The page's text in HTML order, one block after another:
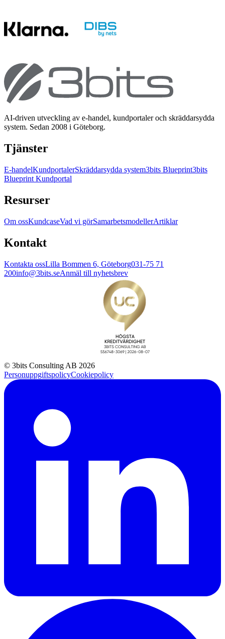
AI-driven utveckling av e-handel, kundportaler och skräddarsydda
system. Sedan 2008 i Göteborg.
Tjänster
E-handelKundportalerSkräddarsydda system3bits Blueprint3bits
Blueprint Kundportal
Resurser
Om ossKundcaseVad vi görSamarbetsmodellerArtiklar
Kontakt
Kontakta ossLilla Bommen 6, Göteborg031-75 71
200info@3bits.seAnmäl till nyhetsbrev
© 3bits Consulting AB 2026
PersonuppgiftspolicyCookiepolicy